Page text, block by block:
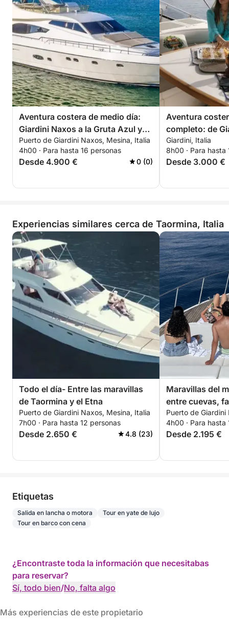
Bar de cócteles
Carta de vinos y champán
Además, estamos a su disposición para cualquier
necesidad o servicio que desee.
Tenga en cuenta que para alquileres que superen la
tarifa diaria, se aplicará un anticipo de provisiones
(APA) del 30 % del precio del alquiler para cubrir
los gastos variables durante el período de alquiler,
como combustible, tasas portuarias y otros servicios
solicitados.
Ofrecemos alquileres diarios y semanales.
Aventura costera de medio día:
Giardini Naxos a la Gruta Azul y
Sant'Alessio
Puerto de Giardini Naxos, Mesina, Italia
4h00 · Para hasta 16 personas
Desde 4.900 € 0 (0)
Aventura
completo: de
Gruta Azul y
Giardini, Italia
8h00 · Para hasta
Desde 3.000 €
Experiencias similares cerca de Taormina, Italia
Todo el día- Entre las maravillas
de Taormina y el Etna
Puerto de Giardini Naxos, Mesina, Italia
7h00 · Para hasta 12 personas
Desde 2.650 € 4.8 (23)
Maravillas del
entre cuevas,
en Taormina
Puerto de
4h00 · Para hasta
Desde 2.195 €
Etiquetas
Salida en lancha o motora
Tour en yate de lujo
Tour en barco con cena
¿Encontraste toda la información que necesitabas
para reservar?
Sí, todo bien/No, falta algo
Más experiencias de este propietario